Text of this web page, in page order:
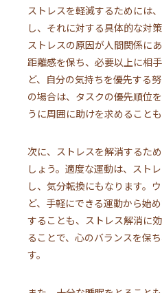
ストレスを軽減するためには
し、それに対する具体的な対
ストレスの原因が人間関係に
距離感を保ち、必要以上に相
ど、自分の気持ちを優先する
の場合は、タスクの優先順位
うに周囲に助けを求めることも
次に、ストレスを解消するた
しょう。適度な運動は、スト
し、気分転換にもなります。
ど、手軽にできる運動から始
することも、ストレス解消に
ることで、心のバランスを保
す。